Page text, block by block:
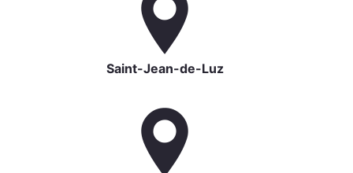
Saint-Jean-de-Luz